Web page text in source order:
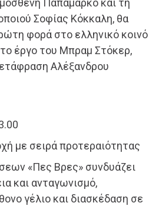
Παπαμάρκο και τη
Σοφίας Κόκκαλη, θα
φορά στο ελληνικό κοινό
έργο του Μπραμ Στόκερ,
Αλέξανδρου
με σειρά προτεραιότητας
«Πες Βρες» συνδυάζει
και ανταγωνισμό,
γέλιο και διασκέδαση σε